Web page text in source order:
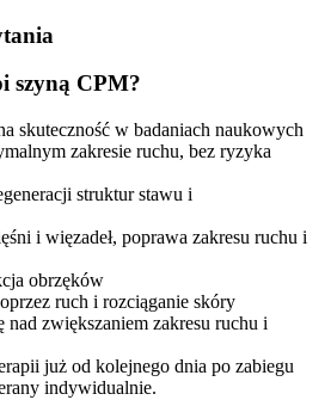
szyną CPM?
skuteczność w badaniach naukowych
zakresie ruchu, bez ryzyka
struktur stawu i
i więzadeł, poprawa zakresu ruchu i
obrzęków
ruch i rozciąganie skóry
nad zwiększaniem zakresu ruchu i
już od kolejnego dnia po zabiegu
indywidualnie.